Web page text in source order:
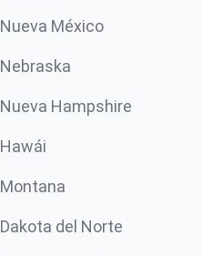
Nueva México
Nebraska
Nueva Hampshire
Hawái
Montana
Dakota del Norte